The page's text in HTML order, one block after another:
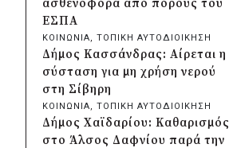
πριν από 2 μέρες
Δήμος Μετεώρων:
Ολοκληρώθηκε το νέο τοιχείο
αντιστήριξης στην είσοδο του
Σκεπαρίου
Δήμος Καισαριανής: Καταδίκη
για την απόπειρα
ασθενοφόρα από πόρους του
ΕΣΠΑ
ΚΟΙΝΩΝΙΑ, ΤΟΠΙΚΗ ΑΥΤΟΔΙΟΙΚΗΣΗ
Δήμος Κασσάνδρας: Αίρεται η
σύσταση για μη χρήση νερού
στη Σίβηρη
ΚΟΙΝΩΝΙΑ, ΤΟΠΙΚΗ ΑΥΤΟΔΙΟΙΚΗΣΗ
Δήμος Χαϊδαρίου: Καθαρισμός
στο Άλσος Δαφνίου παρά την